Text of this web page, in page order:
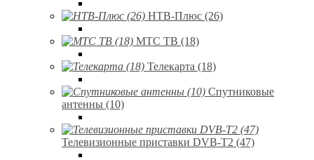
НТВ-Плюс (26)
МТС ТВ (18)
Телекарта (18)
Спутниковые
антенны (10)
Телевизионные приставки DVB-T2 (47)